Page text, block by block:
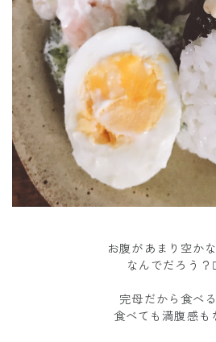
お腹があまり空か
なんでだろう？
完母だから食べ
食べても満腹感